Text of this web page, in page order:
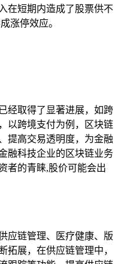
在短期内造成了股票供不
涨停效应。
经取得了显著进展，如跨
以跨境支付为例，区块链
提高交易透明度，为金融
融科技企业的区块链业务
者的青睐,股价可能会出
应链管理、医疗健康、版
拓展，在供应链管理中，